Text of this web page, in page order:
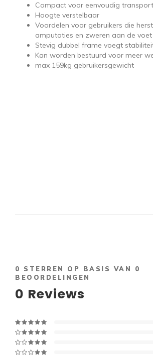
Compact voor eenvoudig transport
Hoogte verstelbaar
Voordelen voor gebruikers die
amputaties en zweren aan de voet
Stevig dubbel frame voegt
Kan worden bestuurd voor meer
max 159kg gebruikersgewicht
0 STERREN OP BASIS VAN 0
BEOORDELINGEN
0 Reviews